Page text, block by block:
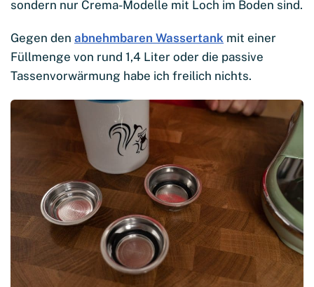
sondern nur Crema-Modelle mit Loch im Boden sind.
Gegen den abnehmbaren Wassertank mit einer
Füllmenge von rund 1,4 Liter oder die passive
Tassenvorwärmung habe ich freilich nichts.